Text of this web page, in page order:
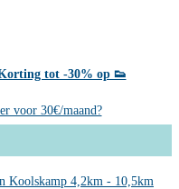
tot -30% op 👟
voor 30€/maand?
Koolskamp 4,2km - 10,5km